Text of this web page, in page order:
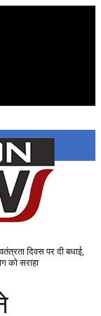
दिवस पर दी बधाई,
को सराहा